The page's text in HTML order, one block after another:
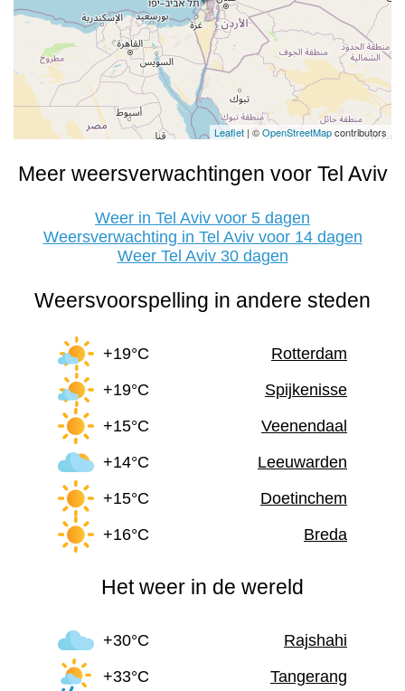
Leaflet | ©OpenStreetMapcontributors
Meer weersverwachtingen voor Tel Aviv
Weer in Tel Aviv voor 5 dagen
Weersverwachting in Tel Aviv voor 14 dagen
Weer Tel Aviv 30 dagen
Weersvoorspelling in andere steden
+19°C
Rotterdam
+19°C
Spijkenisse
+15°C
Veenendaal
+14°C
Leeuwarden
+15°C
Doetinchem
+16°C
Breda
Het weer in de wereld
+30°C
Rajshahi
+33°C
Tangerang